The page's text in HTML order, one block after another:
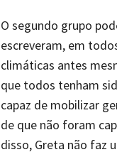
O segundo grupo
escreveram, em
climáticas antes
que todos tenham
capaz de mobilizar
de que não foram
disso, Greta não faz